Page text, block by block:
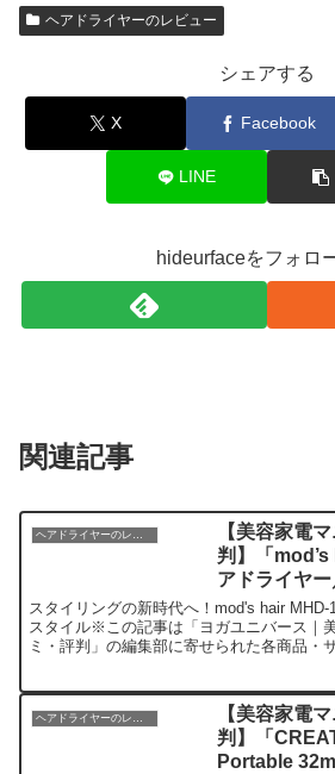
ヘアドライヤーのレビュー
シェアする
X Facebook
LINE
hideurfaceをフォロ
関連記事
ヘアドライヤーのレビュー
【美容家電
判】「
アドライヤ
を実際に使
スタイリングの新時代へ！mod's hair
スタイル※この記事は「ヨガユニバース｜
ミ・評判」の編集部に寄せられた各商品・
【美容家電
判】「
Portable